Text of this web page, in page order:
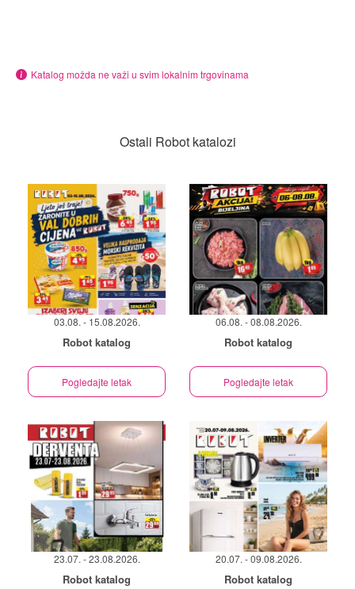
Katalog možda ne važi u svim lokalnim trgovinama
Ostali Robot katalozi
03.08. - 15.08.2026.
Robot katalog
Pogledajte letak
06.08. - 08.08.2026.
Robot katalog
Pogledajte letak
23.07. - 23.08.2026.
Robot katalog
20.07. - 09.08.2026.
Robot katalog